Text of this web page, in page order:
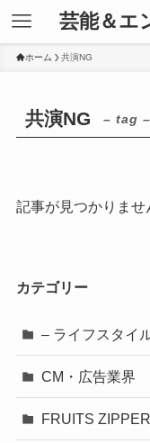
芸能＆エ
ホーム 共演NG
共演NG – tag –
記事が見つかりませ
カテゴリー
– ライフスタイ
CM・広告業界
FRUITS ZIPPER